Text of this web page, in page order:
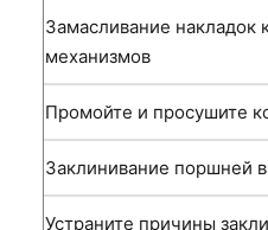
Замасливание накладок
механизмов
Промойте и просушите
Заклинивание поршней
Устраните причины